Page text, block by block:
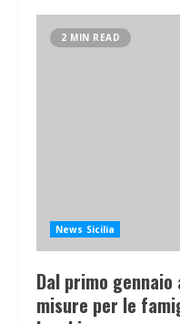
2 MIN READ
News Sicilia
Dal primo
misure per le